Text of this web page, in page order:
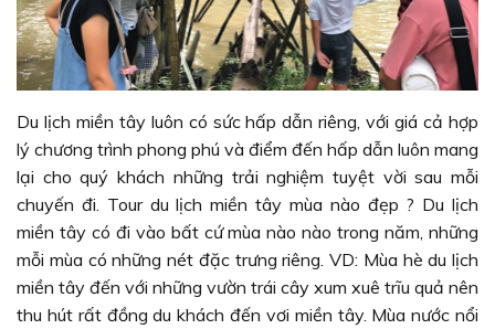
Du lịch miền tây luôn có sức hấp dẫn riêng, với giá cả hợp
lý chương trình phong phú và điểm đến hấp dẫn luôn mang
lại cho quý khách những trải nghiệm tuyệt vời sau mỗi
chuyến đi. Tour du lịch miền tây mùa nào đẹp ? Du lịch
miền tây có đi vào bất cứ mùa nào nào trong năm, những
mỗi mùa có những nét đặc trưng riêng. VD: Mùa hè du lịch
miền tây đến với những vườn trái cây xum xuê trĩu quả nên
thu hút rất đồng du khách đến vơi miền tây. Mùa nước nổi